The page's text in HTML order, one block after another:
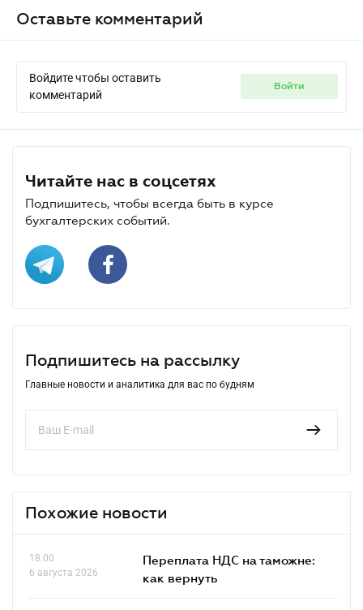
Оставьте комментарий
Войдите чтобы оставить
комментарий
войти
Читайте нас в соцсетях
Подпишитесь, чтобы всегда быть в курсе
бухгалтерских событий.
Подпишитесь на рассылку
Главные новости и аналитика для вас по будням
Похожие новости
18.00
6 августа 2026
Переплата НДС на таможне:
как вернуть